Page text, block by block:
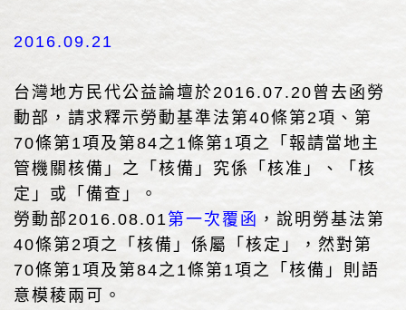
2016.09.21
台灣地方民代公益論壇於2016.07.20曾去函勞
動部，請求釋示勞動基準法第40條第2項、第
70條第1項及第84之1條第1項之「報請當地主
管機關核備」之「核備」究係「核准」、「核
定」或「備查」。
勞動部2016.08.01 第一次覆函 ，說明勞基法第
40條第2項之「核備」係屬「核定」，然對第
70條第1項及第84之1條第1項之「核備」則語
意模稜兩可。